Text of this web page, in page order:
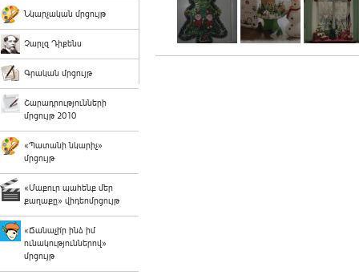
Նկարչական մրցույթ
Չարլզ Դիքենս
Գրական մրցույթ
Շարադրությունների
մրցույթ 2010
«Պատանի նկարիչ»
մրցույթ
«Մաքուր պահենք մեր
քաղաքը» վիդեոմրցույթ
«Ճանաչի՛ր ինձ իմ
ունակություններով»
մրցույթ